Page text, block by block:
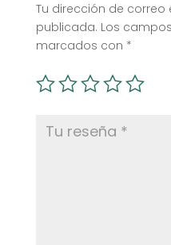
Tu dirección de
publicada. Los
marcados con *